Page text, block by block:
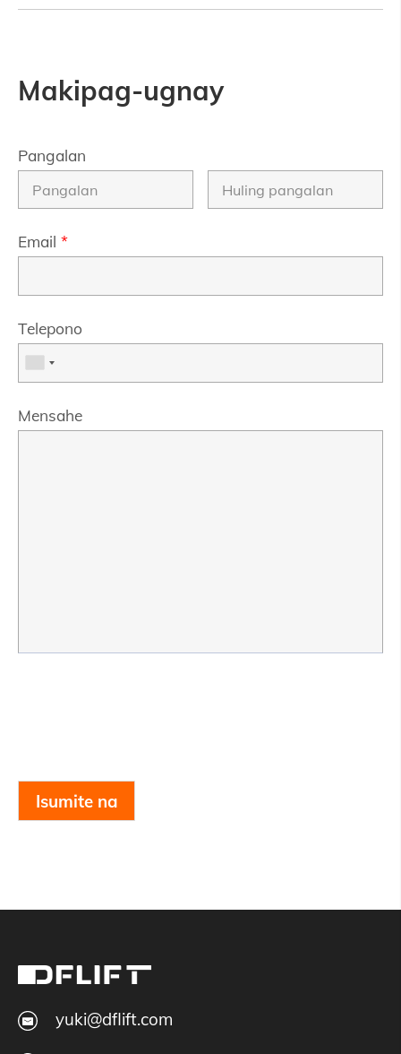
Makipag-ugnay
Pangalan
Email *
Telepono
Mensahe
Isumite na
yuki@dflift.com